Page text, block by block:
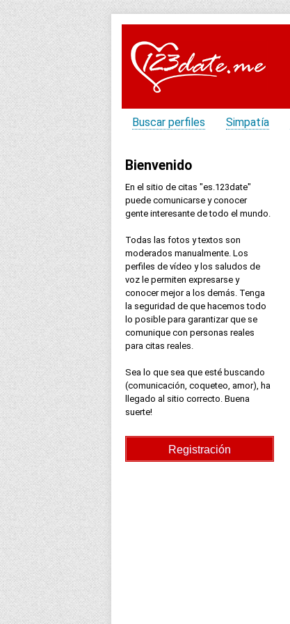
Buscar perfiles Simpatía
Bienvenido
En el sitio de citas "es.123date"
puede comunicarse y conocer
gente interesante de todo el mundo.
Todas las fotos y textos son
moderados manualmente. Los
perfiles de vídeo y los saludos de
voz le permiten expresarse y
conocer mejor a los demás. Tenga
la seguridad de que hacemos todo
lo posible para garantizar que se
comunique con personas reales
para citas reales.
Sea lo que sea que esté buscando
(comunicación, coqueteo, amor), ha
llegado al sitio correcto. Buena
suerte!